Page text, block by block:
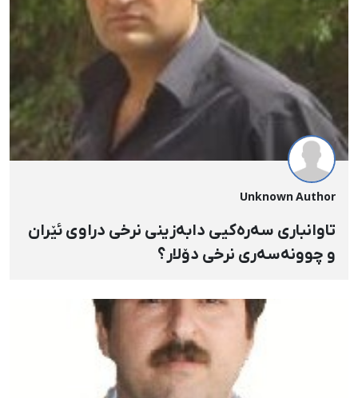
Unknown Author
تاوانباری سەرەكیی دابەزینی نرخی دراوی ئێران
و چوونەسەری نرخی دۆلار؟